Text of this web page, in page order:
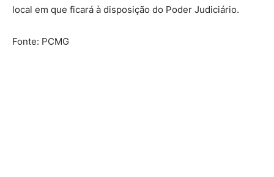
local em que ficará à disposição do Poder Judiciário.
Fonte: PCMG